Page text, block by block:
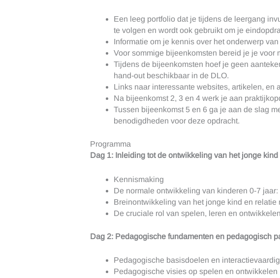
Een leeg portfolio dat je tijdens de leergang
te volgen en wordt ook gebruikt om je
Informatie om je kennis over het onderwerp
Voor sommige bijeenkomsten bereid je je voor
Tijdens de bijeenkomsten hoef je geen
hand-out beschikbaar in de DLO.
Links naar interessante websites, artikelen, en
Na bijeenkomst 2, 3 en 4 werk je aan
Tussen bijeenkomst 5 en 6 ga je aan de slag
benodigdheden voor deze opdracht.
Programma
Dag 1: Inleiding tot de ontwikkeling van het jonge kind
Kennismaking
De normale ontwikkeling van kinderen 0-7
Breinontwikkeling van het jonge kind en relatie
De cruciale rol van spelen, leren en
Dag 2: Pedagogische fundamenten en pedagogisch
Pedagogische basisdoelen en
Pedagogische visies op spelen en ontwikkelen